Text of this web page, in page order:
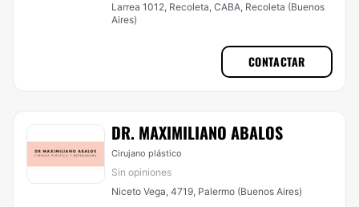
Larrea 1012, Recoleta, CABA, Recoleta (Buenos
Aires)
CONTACTAR
DR. MAXIMILIANO ABALOS
Cirujano plástico
Sin opiniones
Niceto Vega, 4719, Palermo (Buenos Aires)